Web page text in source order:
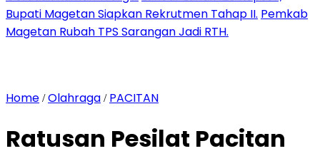
Bupati Magetan Siapkan Rekrutmen Tahap II. Pemkab
Magetan Rubah TPS Sarangan Jadi RTH.
Home /Olahraga / PACITAN
Ratusan Pesilat Pacitan